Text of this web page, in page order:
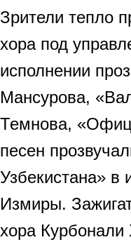
Зрители тепло
хора под
исполнении
Мансурова,
Темнова,
песен
Узбекистана» в
Измиры.
хора Курбонали